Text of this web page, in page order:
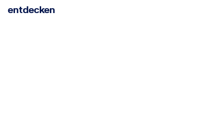
entdecken